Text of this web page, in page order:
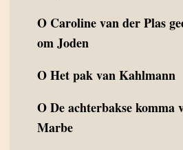
O Caroline van der Plas
om Joden
OHet pak van Kahlmann
ODe achterbakse komma
Marbe